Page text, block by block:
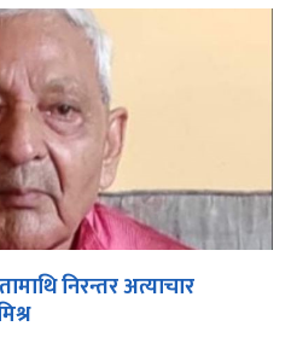
निरन्तर अत्याचार